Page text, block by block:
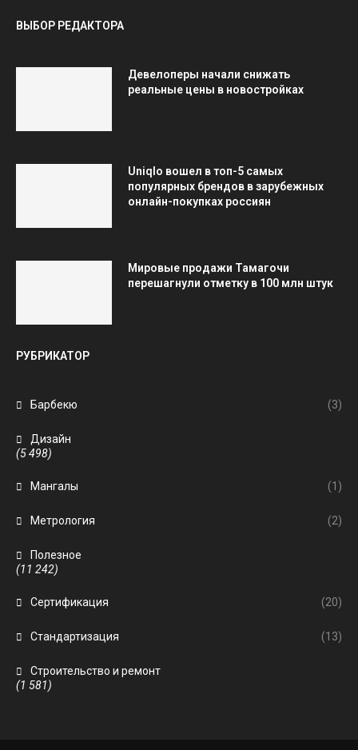
ВЫБОР РЕДАКТОРА
Девелоперы начали снижать
реальные цены в новостройках
Uniqlo вошел в топ-5 самых
популярных брендов в зарубежных
онлайн-покупках россиян
Мировые продажи Тамагочи
перешагнули отметку в 100 млн штук
РУБРИКАТОР
Барбекю (3)
Дизайн
(5 498)
Мангалы (1)
Метрология (2)
Полезное
(11 242)
Сертификация (20)
Стандартизация (13)
Строительство и ремонт
(1 581)